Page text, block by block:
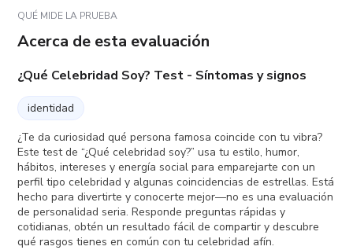
QUÉ MIDE LA PRUEBA
Acerca de esta evaluación
¿Qué Celebridad Soy? Test - Síntomas y signos
identidad
¿Te da curiosidad qué persona famosa coincide con tu vibra?
Este test de “¿Qué celebridad soy?” usa tu estilo, humor,
hábitos, intereses y energía social para emparejarte con un
perfil tipo celebridad y algunas coincidencias de estrellas. Está
hecho para divertirte y conocerte mejor—no es una evaluación
de personalidad seria. Responde preguntas rápidas y
cotidianas, obtén un resultado fácil de compartir y descubre
qué rasgos tienes en común con tu celebridad afín.